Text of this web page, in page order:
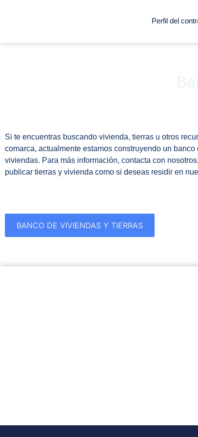
Perfil del
Si te encuentras buscando vivienda, tierras u otros
comarca, actualmente estamos construyendo un banco
viviendas. Para más información, contacta con
publicar tierras y vivienda como si deseas residir en
BANCO DE VIVIENDAS Y TIERRAS